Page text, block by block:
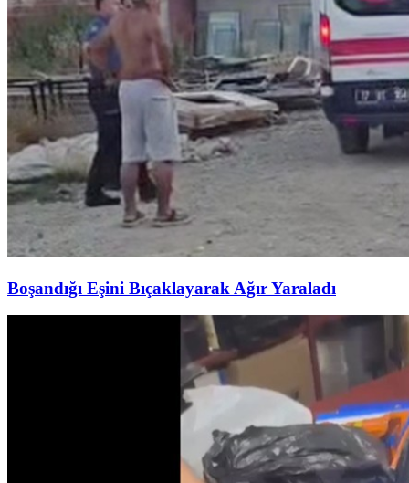
Boşandığı Eşini Bıçaklayarak Ağır Yaraladı